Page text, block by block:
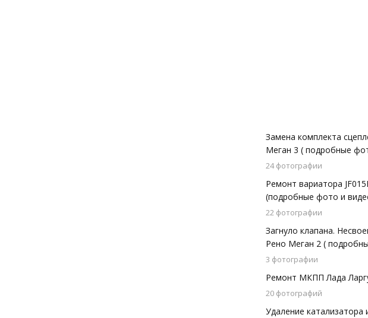
Замена комплекта
Меган 3 ( подробные
24 фотографии
Ремонт вариатора
(подробные фото и
22 фотографии
Загнуло клапана.
Рено Меган 2 (
3 фотографии
Ремонт МКПП Лада
20 фотографий
Удаление катализатора